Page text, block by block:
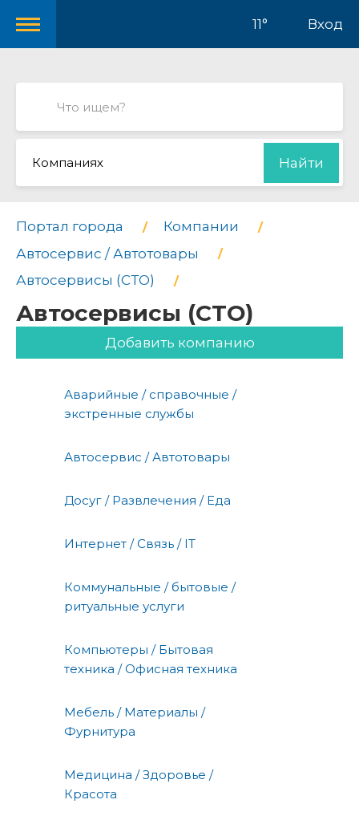
11° Вход
Компаниях Найти
Портал города
Компании
Автосервис / Автотовары
Автосервисы (СТО)
Автосервисы (СТО)
Добавить компанию
Аварийные / справочные /
экстренные службы
Автосервис / Автотовары
Досуг / Развлечения / Еда
Интернет / Связь / IT
Коммунальные / бытовые /
ритуальные услуги
Компьютеры / Бытовая
техника / Офисная техника
Мебель / Материалы /
Фурнитура
Медицина / Здоровье /
Красота